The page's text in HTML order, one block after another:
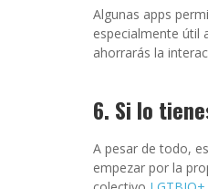
Algunas apps
especialmente útil
ahorrarás la
6. Si lo
A pesar de todo,
empezar por la